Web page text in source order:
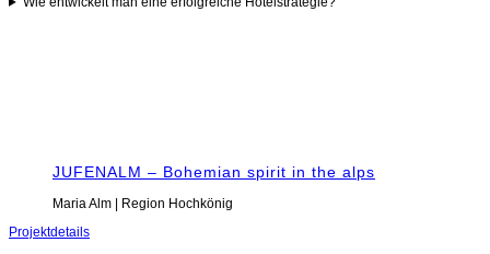
JUFENALM – Bohemian spirit in the alps
Maria Alm | Region Hochkönig
Projektdetails